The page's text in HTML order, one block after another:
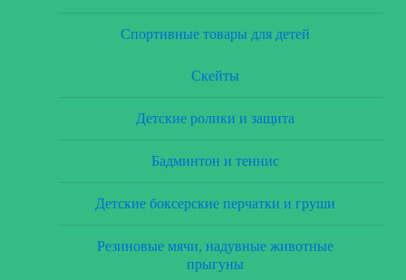
Спортивные товары для детей
Скейты
Детские ролики и защита
Бадминтон и теннис
Детские боксерские перчатки и груши
Резиновые мячи, надувные животные
прыгуны